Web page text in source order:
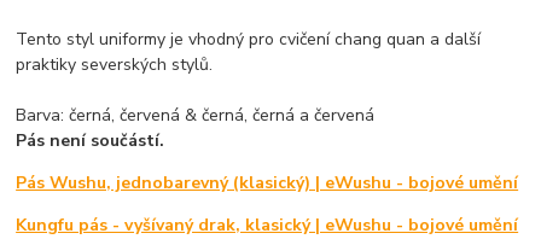
Tento styl uniformy je vhodný pro cvičení chang quan a další
praktiky severských stylů.
Barva: černá, červená & černá, černá a červená
Pás není součástí.
Pás Wushu, jednobarevný (klasický) | eWushu - bojové umění
Kungfu pás - vyšívaný drak, klasický | eWushu - bojové umění